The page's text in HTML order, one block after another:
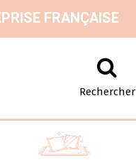
FRANÇAISE
Rechercher